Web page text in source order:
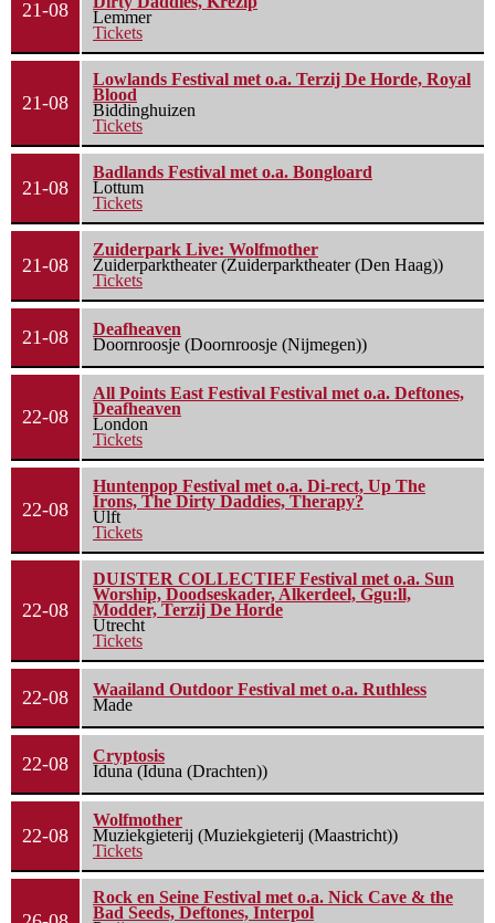
21-08
Lemmer
Tickets
21-08
Lowlands Festival met o.a. Terzij De Horde, Royal
Blood
Biddinghuizen
Tickets
21-08
Badlands Festival met o.a. Bongloard
Lottum
Tickets
21-08
Zuiderpark Live: Wolfmother
Zuiderparktheater (Zuiderparktheater (Den Haag))
Tickets
21-08
Deafheaven
Doornroosje (Doornroosje (Nijmegen))
22-08
All Points East Festival Festival met o.a. Deftones,
Deafheaven
London
Tickets
22-08
Huntenpop Festival met o.a. Di-rect, Up The
Irons, The Dirty Daddies, Therapy?
Ulft
Tickets
22-08
DUISTER COLLECTIEF Festival met o.a. Sun
Worship, Doodseskader, Alkerdeel, Ggu:ll,
Modder, Terzij De Horde
Utrecht
Tickets
22-08
Waailand Outdoor Festival met o.a. Ruthless
Made
22-08
Cryptosis
Iduna (Iduna (Drachten))
22-08
Wolfmother
Muziekgieterij (Muziekgieterij (Maastricht))
Tickets
Rock en Seine Festival met o.a. Nick Cave & the
Bad Seeds, Deftones, Interpol